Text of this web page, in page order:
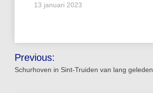
13 januari 2023
Bericht
navigatie
Previous:
Schurhoven in Sint-Truiden van lang geleden